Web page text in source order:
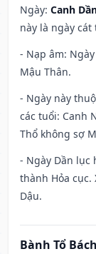
Ngày: Canh
này là ngày
- Nạp âm:
Mậu Thân.
- Ngày này
các tuổi: Canh
Thổ không sợ
- Ngày Dần lục
thành Hỏa cục.
Dậu.
Bành Tổ